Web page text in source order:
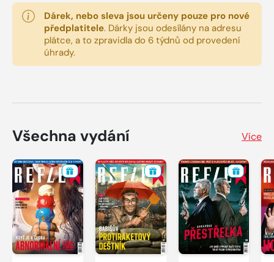
Dárek, nebo sleva jsou určeny pouze pro nové
předplatitele. Dárky jsou odesílány na adresu
plátce, a to zpravidla do 6 týdnů od provedení
úhrady.
Všechna vydání Více